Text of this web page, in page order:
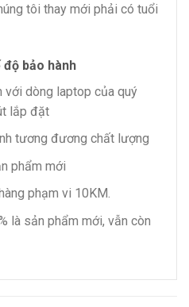
tôi thay mới phải có tuổi
độ bảo hành
với dòng laptop của quý
lắp đặt
tương đương chất lượng
phẩm mới
phạm vi 10KM.
là sản phẩm mới, vẫn còn